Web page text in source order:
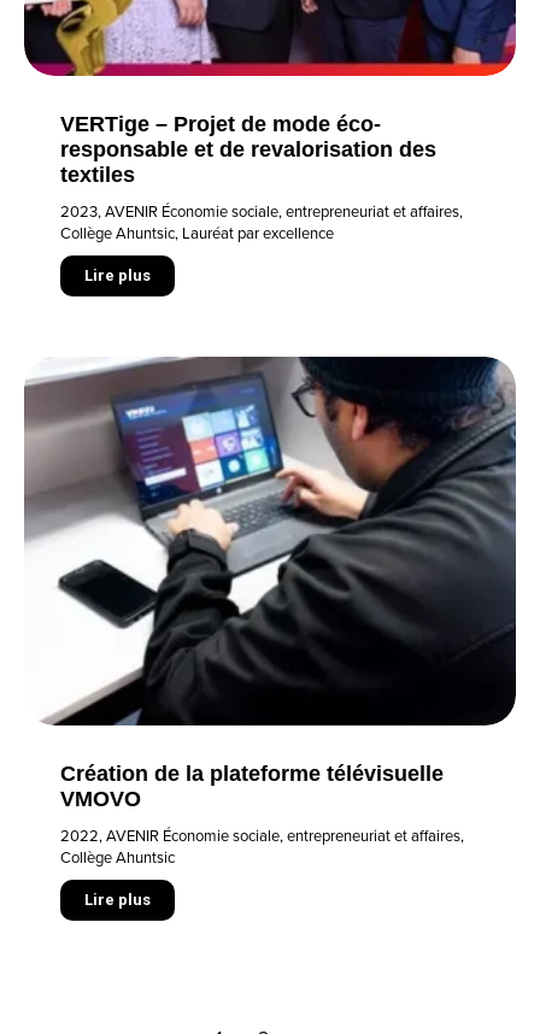
VERTige – Projet de mode éco-
responsable et de revalorisation des
textiles
2023,AVENIR Économie sociale, entrepreneuriat et affaires,
Collège Ahuntsic, Lauréat par excellence
Lire plus
Création de la plateforme télévisuelle
VMOVO
2022,AVENIR Économie sociale, entrepreneuriat et affaires,
Collège Ahuntsic
Lire plus